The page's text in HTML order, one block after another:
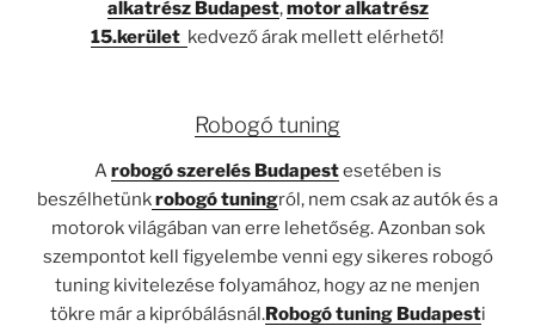
alkatrész Budapest,motor alkatrész
15.kerület kedvező árak mellett elérhető!
Robogó tuning
Arobogó szerelés Budapestesetében is
beszélhetünkrobogó tuningról, nem csak az autók és a
motorok világában van erre lehetőség. Azonban sok
szempontot kell figyelembe venni egy sikeres robogó
tuning kivitelezése folyamához, hogy az ne menjen
tökre már a kipróbálásnál.Robogó tuning Budapesti